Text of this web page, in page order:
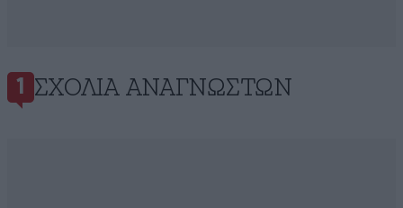
1 ΣΧΌΛΙΑ ΑΝΑΓΝΩΣΤΏΝ